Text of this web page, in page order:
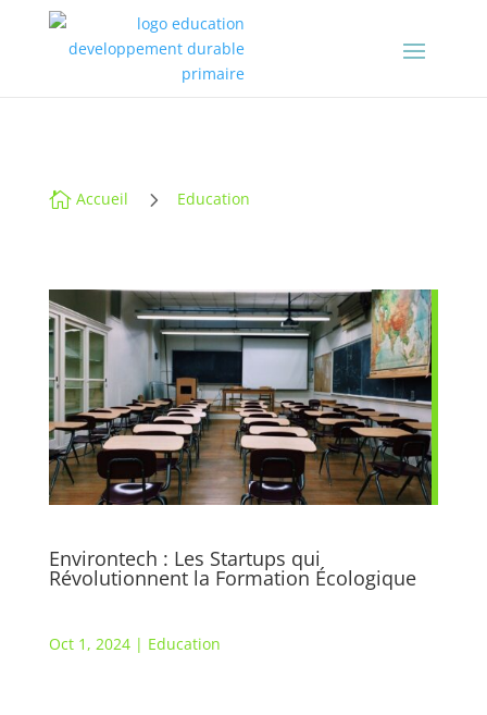
 Accueil 5 Education
Environtech : Les Startups qui
Révolutionnent la Formation Écologique
Oct 1, 2024| Education